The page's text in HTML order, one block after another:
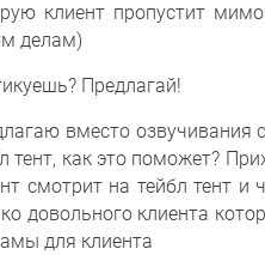
клиент пропустит
делам)
Предлагай!
вместо озвучивания
тент, как это поможет?
смотрит на тейбл тент
довольного клиента
для клиента